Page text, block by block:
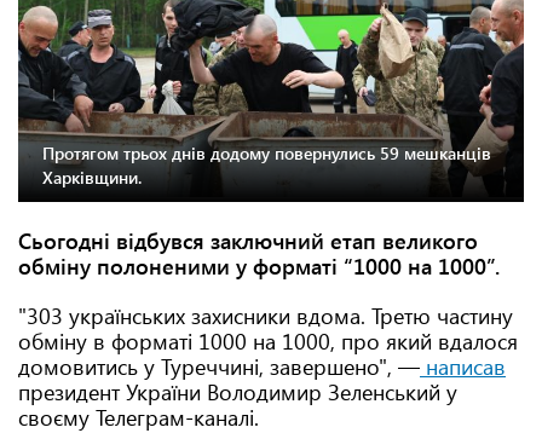
Протягом трьох днів додому повернулись 59 мешканців
Харківщини.
Сьогодні відбувся заключний етап великого
обміну полоненими у форматі “1000 на 1000”.
"303 українських захисники вдома. Третю частину
обміну в форматі 1000 на 1000, про який вдалося
домовитись у Туреччині, завершено", — написав
президент України Володимир Зеленський у
своєму Телеграм-каналі.